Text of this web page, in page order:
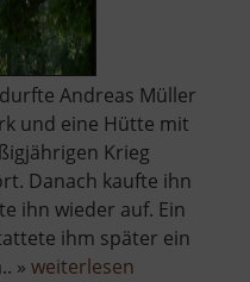
Andreas Müller
und eine Hütte mit
Krieg
Danach kaufte ihn
ihn wieder auf. Ein
ihm später ein
» weiterlesen